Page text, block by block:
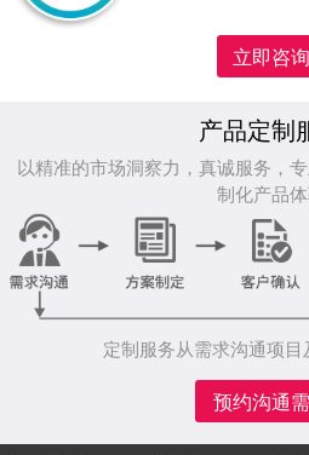
立即咨询
产品定制
以精准的市场洞察力，真诚服务，
制化产品
定制服务从需求沟通项
预约沟通